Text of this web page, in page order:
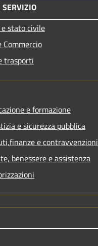
SERVIZIO
stato civile
Commercio
trasporti
e formazione
e sicurezza pubblica
e contravvenzioni
benessere e assistenza